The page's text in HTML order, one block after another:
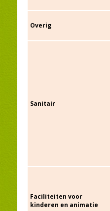
Overig
Sanitair
Faciliteiten voor
kinderen en animatie